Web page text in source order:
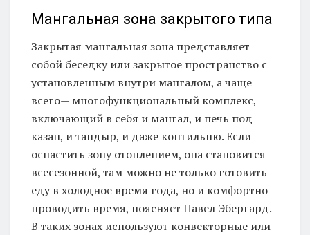
Мангальная зона закрытого типа
Закрытая мангальная зона представляет
собой беседку или закрытое пространство с
установленным внутри мангалом, а чаще
всего— многофункциональный комплекс,
включающий в себя и мангал, и печь под
казан, и тандыр, и даже коптильню. Если
оснастить зону отоплением, она становится
всесезонной, там можно не только готовить
еду в холодное время года, но и комфортно
проводить время, поясняет Павел Эбергард.
В таких зонах используют конвекторные или